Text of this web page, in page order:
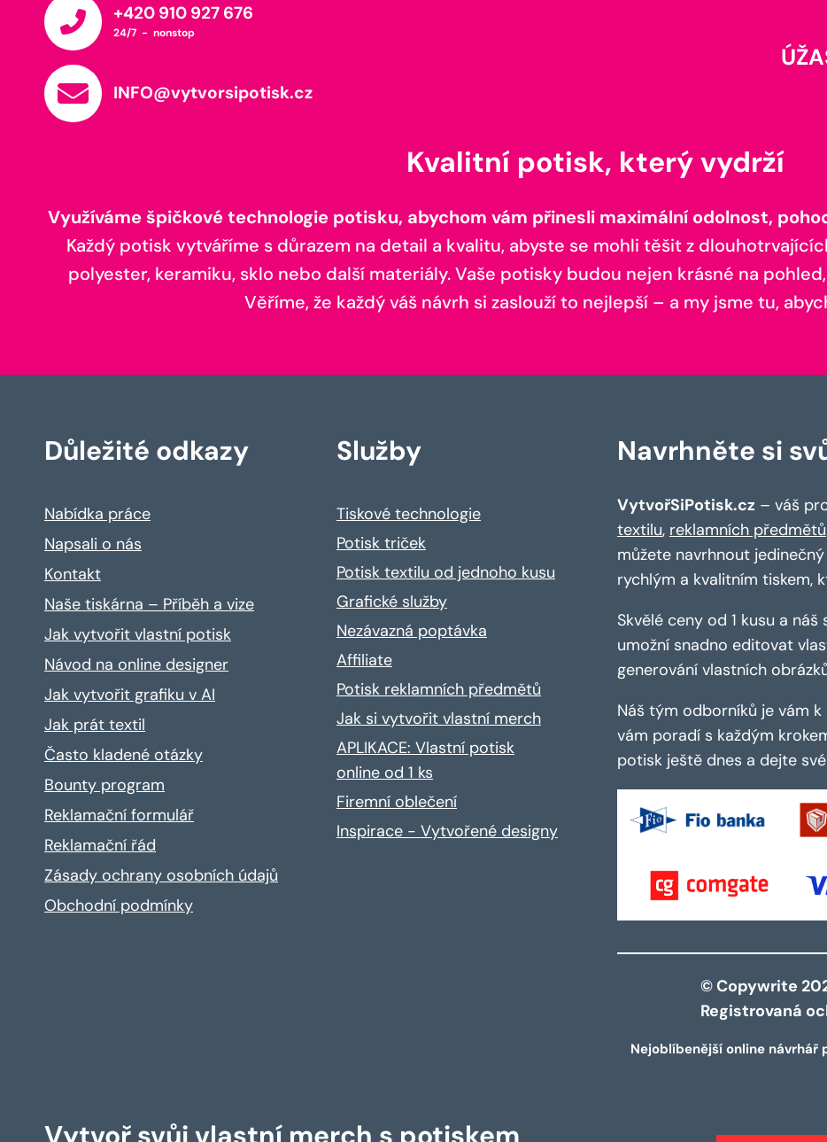
+420 910 927 676
24/7 - nonstop
INFO@vytvorsipotisk.cz
Kvalitní potisk, který vydrží
Využíváme špičkové technologie potisku, abychom vám přinesli maximální odolnost,
Každý potisk vytváříme s důrazem na detail a kvalitu, abyste se mohli těšit z
polyester, keramiku, sklo nebo další materiály. Vaše potisky budou nejen krásné na
Věříme, že každý váš návrh si zaslouží to nejlepší – a my jsme tu,
Důležité odkazy
Nabídka práce
Napsali o nás
Kontakt
Naše tiskárna – Příběh a vize
Jak vytvořit vlastní potisk
Návod na online designer
Jak vytvořit grafiku v AI
Jak prát textil
Často kladené otázky
Bounty program
Reklamační formulář
Reklamační řád
Zásady ochrany osobních údajů
Obchodní podmínky
Služby
Tiskové technologie
Potisk triček
Potisk textilu od jednoho kusu
Grafické služby
Nezávazná poptávka
Affiliate
Potisk reklamních předmětů
Jak si vytvořit vlastní merch
APLIKACE: Vlastní potisk
online od 1 ks
Firemní oblečení
Inspirace - Vytvořené designy
Navrhněte si
VytvořSiPotisk.cz – váš
textilu, reklamních předmětů
můžete navrhnout
rychlým a kvalitním tiskem,
Skvělé ceny od 1 kusu a
umožní snadno editovat
generování vlastních
Náš tým odborníků je vám
vám poradí s každým
potisk ještě dnes a dejte
© Copywrite
Registrovaná
Nejoblíbenější online